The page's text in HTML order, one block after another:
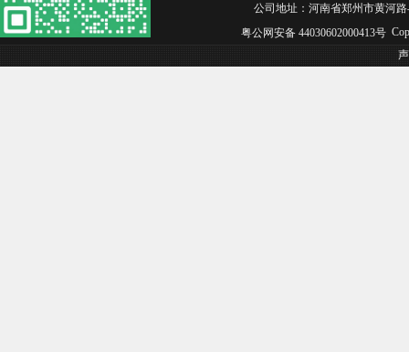
公司地址：河南省郑州市黄河路
粤公网安备 44030602000413号